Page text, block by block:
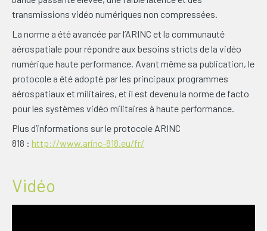
transmissions vidéo numériques non compressées.
La norme a été avancée par l’ARINC et la communauté
aérospatiale pour répondre aux besoins stricts de la vidéo
numérique haute performance. Avant même sa publication, le
protocole a été adopté par les principaux programmes
aérospatiaux et militaires, et il est devenu la norme de facto
pour les systèmes vidéo militaires à haute performance.
Plus d’informations sur le protocole ARINC
818 : http://www.arinc-818.eu/fr/
Vidéo